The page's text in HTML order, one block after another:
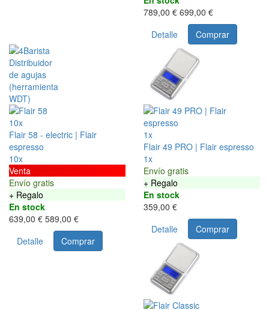
789,00 € 699,00 €
Detalle
Comprar
10x
Flair 58 - electric | Flair
espresso
10x
Venta
Envío gratis
+ Regalo
En stock
639,00 € 589,00 €
Detalle
Comprar
1x
Flair 49 PRO | Flair espresso
1x
Envío gratis
+ Regalo
En stock
359,00 €
Detalle
Comprar